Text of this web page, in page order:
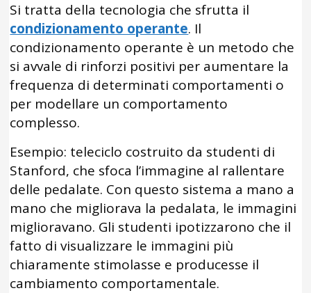
Si tratta della tecnologia che sfrutta il
condizionamento operante. Il
condizionamento operante è un metodo che
si avvale di rinforzi positivi per aumentare la
frequenza di determinati comportamenti o
per modellare un comportamento
complesso.
Esempio: teleciclo costruito da studenti di
Stanford, che sfoca l’immagine al rallentare
delle pedalate. Con questo sistema a mano a
mano che migliorava la pedalata, le immagini
miglioravano. Gli studenti ipotizzarono che il
fatto di visualizzare le immagini più
chiaramente stimolasse e producesse il
cambiamento comportamentale.